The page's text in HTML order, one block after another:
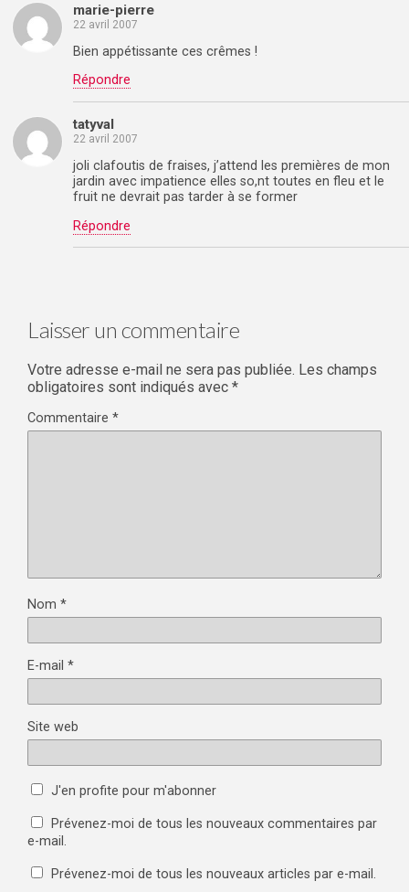
marie-pierre
22 avril 2007
Bien appétissante ces crêmes !
Répondre
tatyval
22 avril 2007
joli clafoutis de fraises, j’attend les premières de mon
jardin avec impatience elles so,nt toutes en fleu et le
fruit ne devrait pas tarder à se former
Répondre
Laisser un commentaire
Votre adresse e-mail ne sera pas publiée. Les champs
obligatoires sont indiqués avec *
Commentaire *
Nom *
E-mail *
Site web
J'en profite pour m'abonner
Prévenez-moi de tous les nouveaux commentaires par
e-mail.
Prévenez-moi de tous les nouveaux articles par e-mail.